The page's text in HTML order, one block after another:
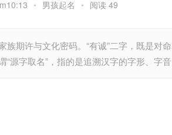
• 男孩起名 • 阅读 49
族期许与文化密码。“有诚”二字，既是
“源字取名”，指的是追溯汉字的字形、字